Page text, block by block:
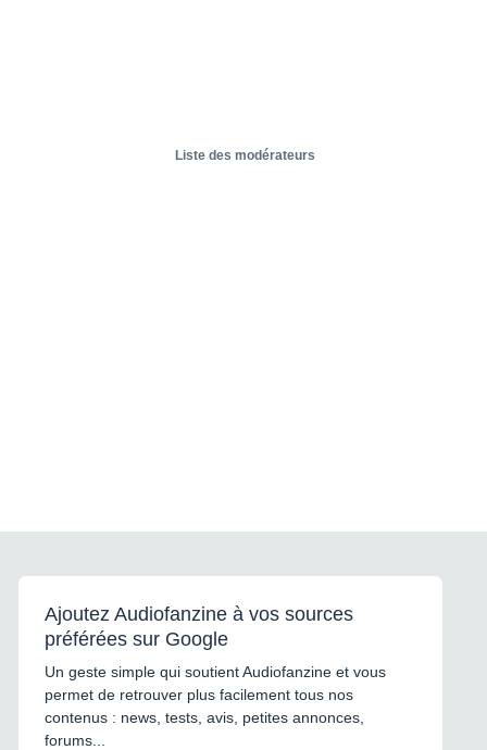
Liste des modérateurs
Ajoutez Audiofanzine à vos sources
préférées sur Google
Un geste simple qui soutient Audiofanzine et vous
permet de retrouver plus facilement tous nos
contenus : news, tests, avis, petites annonces,
forums...